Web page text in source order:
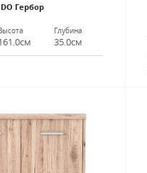
Гербор
Глубина
35.0см